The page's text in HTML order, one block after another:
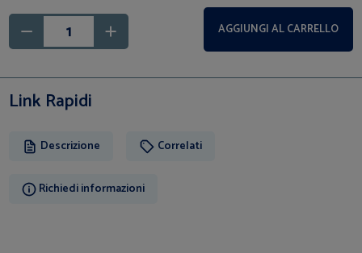
AGGIUNGI AL CARRELLO
Link Rapidi
Descrizione Correlati
Richiedi informazioni